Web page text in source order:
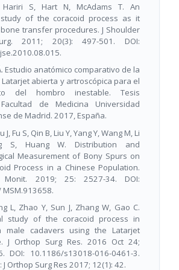
Hariri S, Hart N, McAdams T. An
study of the coracoid process as it
transfer procedures. J Shoulder
2011; 20(3): 497-501. DOI:
Estudio anatómico comparativo de la
Latarjet abierta y artroscópica para el
del hombro inestable. Tesis
de Medicina Universidad
de Madrid. 2017, España.
J, Fu S, Qin B, Liu Y, Yang Y, Wang M, Li
S, Huang W. Distribution and
Measurement of Bony Spurs on
Process in a Chinese Population.
2019; 25: 2527-34. DOI:
L, Zhao Y, Sun J, Zhang W, Gao C.
study of the coracoid process in
male cadavers using the Latarjet
J Orthop Surg Res. 2016 Oct 24;
DOI: 10.1186/s13018-016-0461-3.
J Orthop Surg Res 2017; 12(1): 42.